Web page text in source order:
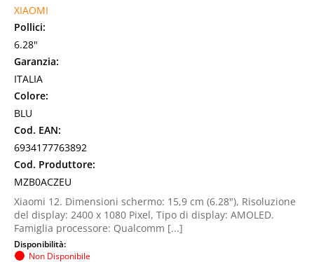
XIAOMI
Pollici:
6.28"
Garanzia:
ITALIA
Colore:
BLU
Cod. EAN:
6934177763892
Cod. Produttore:
MZB0ACZEU
Xiaomi 12. Dimensioni schermo: 15,9 cm (6.28"), Risoluzione
del display: 2400 x 1080 Pixel, Tipo di display: AMOLED.
Famiglia processore: Qualcomm [...]
Disponibilità:
Non Disponibile